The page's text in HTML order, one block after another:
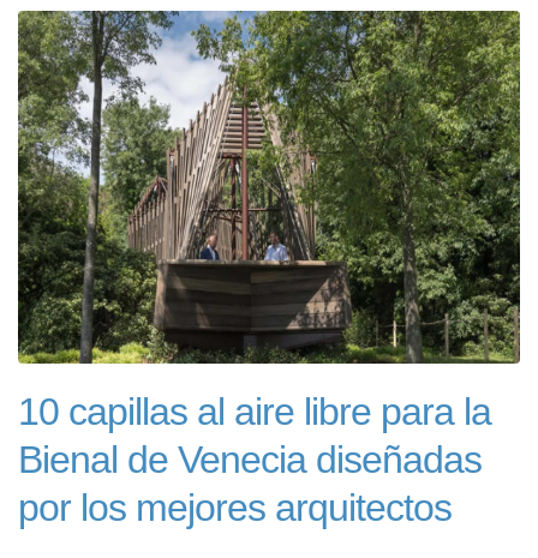
10 capillas al aire libre para la
Bienal de Venecia diseñadas
por los mejores arquitectos